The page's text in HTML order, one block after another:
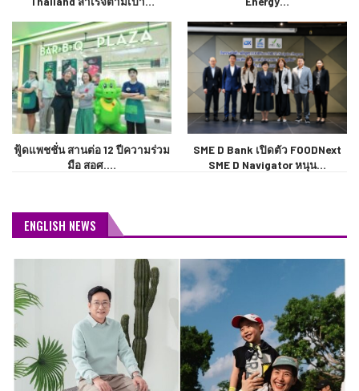
ฟู้ดแพชชั่น สานต่อ 12 ปีความร่วม
มือ สอศ.…
SME D Bank เปิดตัว FOODNext
SME D Navigator หนุน…
ENGLISH NEWS